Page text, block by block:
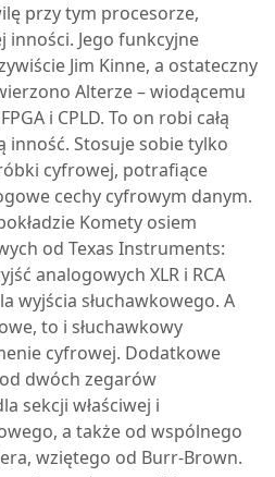
przy tym procesorze,
inności. Jego funkcyjne
Jim Kinne, a ostateczny
Alterze – wiodącemu
i CPLD. To on robi całą
inność. Stosuje sobie tylko
cyfrowej, potrafiące
cechy cyfrowym danym.
Komety osiem
od Texas Instruments:
analogowych XLR i RCA
wyjścia słuchawkowego. A
to i słuchawkowy
cyfrowej. Dodatkowe
dwóch zegarów
sekcji właściwej i
a także od wspólnego
wziętego od Burr-Brown.